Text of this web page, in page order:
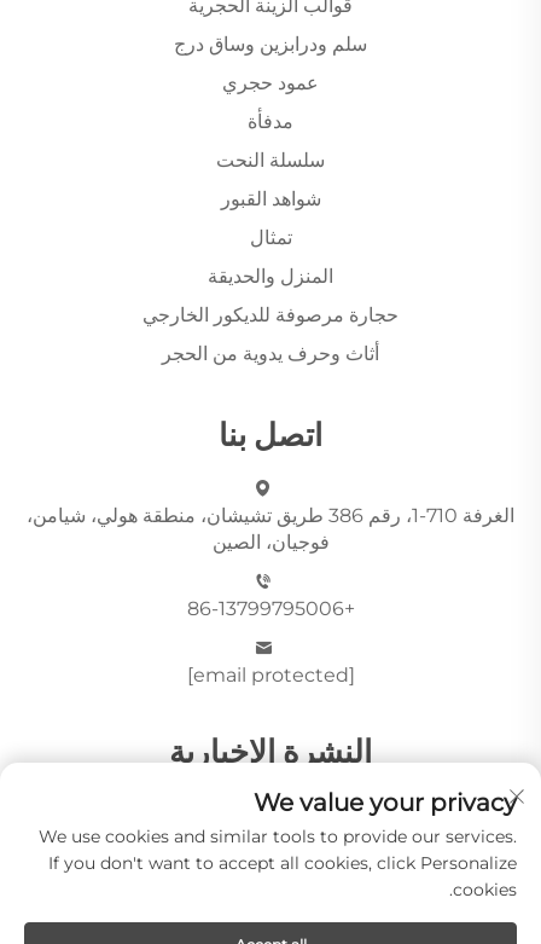
قوالب الزينة الحجرية
سلم ودرابزين وساق درج
عمود حجري
مدفأة
سلسلة النحت
شواهد القبور
تمثال
المنزل والحديقة
حجارة مرصوفة للديكور الخارجي
أثاث وحرف يدوية من الحجر
اتصل بنا
الغرفة 710-1، رقم 386 طريق تشيشان، منطقة هولي، شيامن،
فوجيان، الصين
+86-13799795006
[email protected]
النشرة الإخبارية
أرسِل
We value your privacy
We use cookies and similar tools to provide our services.
If you don't want to accept all cookies, click Personalize
cookies.